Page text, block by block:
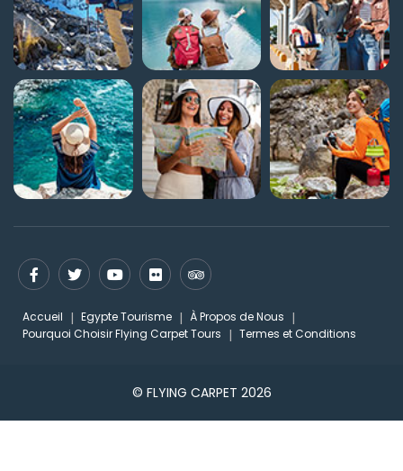
Accueil Egypte Tourisme
À Propos de Nous
Pourquoi Choisir Flying Carpet Tours
Termes et Conditions
© FLYING CARPET 2026